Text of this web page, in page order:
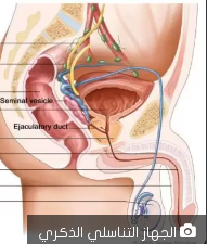
الجهاز التناسلي الذكري